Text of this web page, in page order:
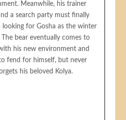
Meanwhile, his trainer
a search party must finally
looking for Gosha as the winter
The bear eventually comes to
his new environment and
fend for himself, but never
his beloved Kolya.